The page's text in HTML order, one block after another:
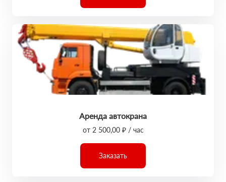
Аренда автокрана
от 2 500,00 ₽ / час
Заказать